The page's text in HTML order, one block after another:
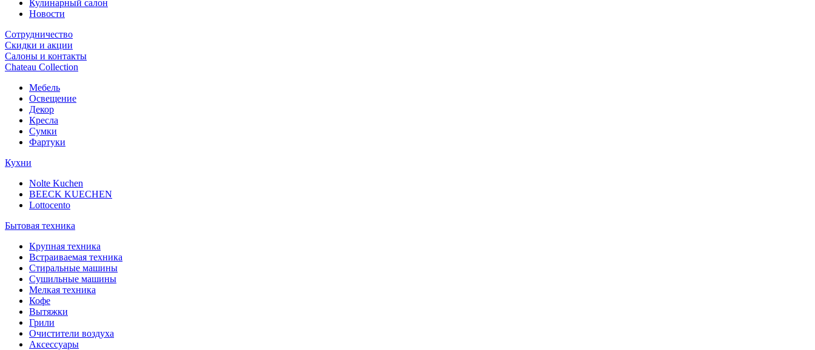
Кулинарный салон
Новости
Сотрудничество
Скидки и акции
Салоны и контакты
Chateau Collection
Мебель
Освещение
Декор
Кресла
Сумки
Фартуки
Кухни
Nolte Kuchen
BEECK KUECHEN
Lottocento
Бытовая техника
Крупная техника
Встраиваемая техника
Стиральные машины
Сушильные машины
Мелкая техника
Кофе
Вытяжки
Грили
Очистители воздуха
Аксессуары